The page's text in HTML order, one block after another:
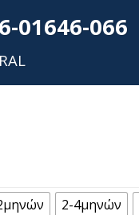
01646-066
2-4μηνών